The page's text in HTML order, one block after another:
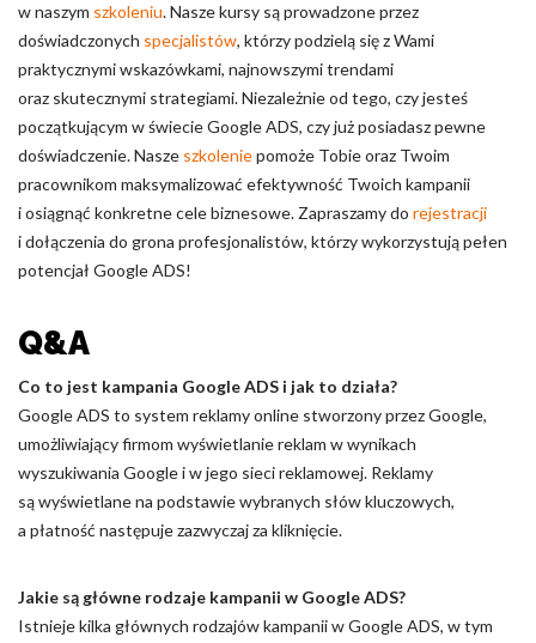
w naszym szkoleniu. Nasze kursy są prowadzone przez
doświadczonych specjalistów, którzy podzielą się z Wami
praktycznymi wskazówkami, najnowszymi trendami
oraz skutecznymi strategiami. Niezależnie od tego, czy jesteś
początkującym w świecie Google ADS, czy już posiadasz pewne
doświadczenie. Nasze szkoleniepomoże Tobie oraz Twoim
pracownikom maksymalizować efektywność Twoich kampanii
i osiągnąć konkretne cele biznesowe. Zapraszamy do rejestracji
i dołączenia do grona profesjonalistów, którzy wykorzystują pełen
potencjał Google ADS!
Q&A
Co to jest kampania Google ADS i jak to działa?
Google ADS to system reklamy online stworzony przez Google,
umożliwiający firmom wyświetlanie reklam w wynikach
wyszukiwania Google i w jego sieci reklamowej. Reklamy
są wyświetlane na podstawie wybranych słów kluczowych,
a płatność następuje zazwyczaj za kliknięcie.
Jakie są główne rodzaje kampanii w Google ADS?
Istnieje kilka głównych rodzajów kampanii w Google ADS, w tym